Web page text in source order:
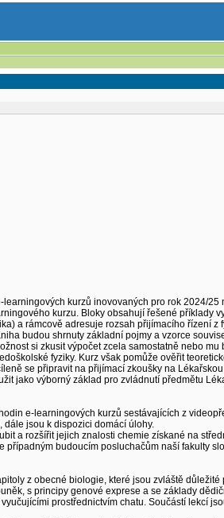
kurzů inovovaných pro rok 2024/
kurzu. Bloky obsahují řešené příklady
a rámcově adresuje rozsah přijímacího řízení
budou shrnuty základní pojmy a vzorce
si zkusit výpočet zcela samostatně nebo
fyziky. Kurz však pomůže ověřit
se připravit na přijímací zkoušky na
jako výborný základ pro zvládnutí předmětu
e-learningových kurzů sestávajících z
dále jsou k dispozici domácí úlohy.
a rozšířit jejich znalosti chemie získané na
případným budoucím posluchačům naší fakulty
z obecné biologie, které jsou zvláště
s principy genové exprese a se základy
prostřednictvím chatu. Součástí lekcí